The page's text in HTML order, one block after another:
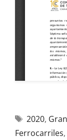
2020,
Ferrocarriles,